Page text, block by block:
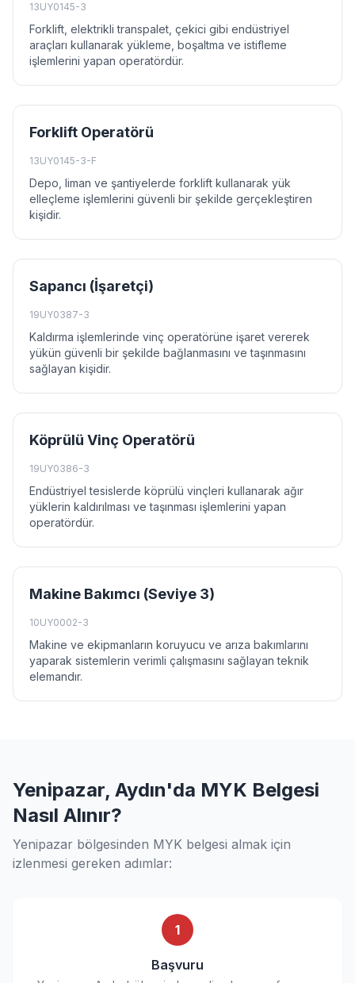
13UY0145-3
Forklift, elektrikli transpalet, çekici gibi endüstriyel
araçları kullanarak yükleme, boşaltma ve istifleme
işlemlerini yapan operatördür.
Forklift Operatörü
13UY0145-3-F
Depo, liman ve şantiyelerde forklift kullanarak yük
elleçleme işlemlerini güvenli bir şekilde gerçekleştiren
kişidir.
Sapancı (İşaretçi)
19UY0387-3
Kaldırma işlemlerinde vinç operatörüne işaret vererek
yükün güvenli bir şekilde bağlanmasını ve taşınmasını
sağlayan kişidir.
Köprülü Vinç Operatörü
19UY0386-3
Endüstriyel tesislerde köprülü vinçleri kullanarak ağır
yüklerin kaldırılması ve taşınması işlemlerini yapan
operatördür.
Makine Bakımcı (Seviye 3)
10UY0002-3
Makine ve ekipmanların koruyucu ve arıza bakımlarını
yaparak sistemlerin verimli çalışmasını sağlayan teknik
elemandır.
Yenipazar, Aydın'da MYK Belgesi
Nasıl Alınır?
Yenipazar bölgesinden MYK belgesi almak için
izlenmesi gereken adımlar:
1
Başvuru